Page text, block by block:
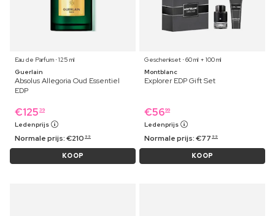
Eau de Parfum ⋅ 125 ml
Guerlain
Absolus Allegoria Oud Essentiel
EDP
€125 39
Ledenprijs
Normale prijs:€210 99
KOOP
Geschenkset ⋅ 60 ml + 100 ml
Montblanc
Explorer EDP Gift Set
€5699
Ledenprijs
Normale prijs:€77 99
KOOP